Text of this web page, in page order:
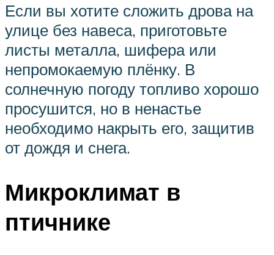
Если вы хотите сложить дрова на
улице без навеса, приготовьте
листы металла, шифера или
непромокаемую плёнку. В
солнечную погоду топливо хорошо
просушится, но в ненастье
необходимо накрыть его, защитив
от дождя и снега.
Микроклимат в
птичнике